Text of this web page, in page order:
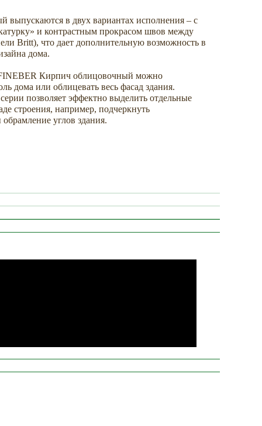
в двух вариантах исполнения – с
и контрастным прокрасом швов между
Britt), что дает дополнительную возможность в
дома.
Кирпич облицовочный можно
дома или облицевать весь фасад здания.
позволяет эффектно выделить отдельные
строения, например, подчеркнуть
углов здания.